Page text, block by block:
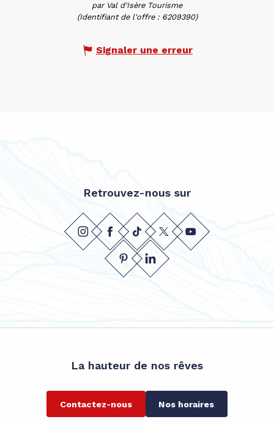
par Val d'Isère Tourisme
(Identifiant de l'offre : 6209390)
Signaler une erreur
Retrouvez-nous sur
La hauteur de nos rêves
Contactez-nous Nos horaires